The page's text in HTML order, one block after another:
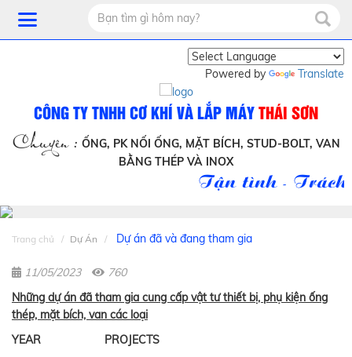
Powered by Translate
CÔNG TY TNHH CƠ KHÍ VÀ LẮP MÁYTHÁI SƠN
Chuyên : ỐNG, PK NỐI ỐNG, MẶT BÍCH, STUD-BOLT, VAN
BẰNG THÉP VÀ INOX
Tận tình - Trách
Trang chủ Dự Án Dự án đã và đang tham gia
11/05/2023
760
Những dự án đã tham gia cung cấp vật tư thiết bị, phụ kiện ống
thép, mặt bích, van các loại
YEAR
PROJECTS